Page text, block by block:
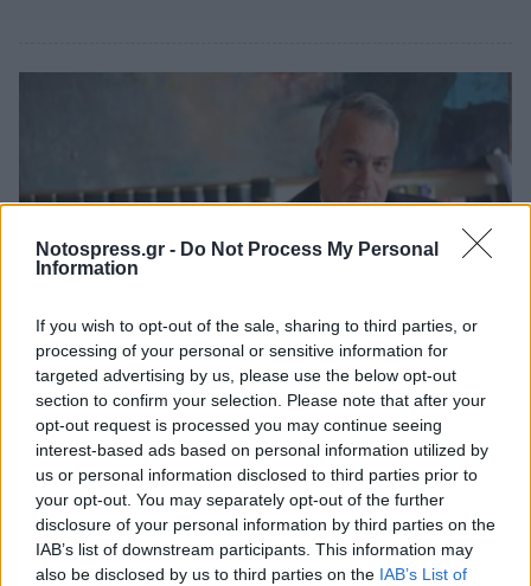
Notospress.gr - Do Not Process My Personal
Information
If you wish to opt-out of the sale, sharing to third parties, or
processing of your personal or sensitive information for
targeted advertising by us, please use the below opt-out
section to confirm your selection. Please note that after your
opt-out request is processed you may continue seeing
interest-based ads based on personal information utilized by
us or personal information disclosed to third parties prior to
your opt-out. You may separately opt-out of the further
disclosure of your personal information by third parties on the
IAB’s list of downstream participants. This information may
also be disclosed by us to third parties on the IAB’s List of
Πελοπόννησος
Ηλεκτρονική διαβούλευση για τα
γεωργικά φάρμακα
15 Ιανουαρίου 2020 12:58